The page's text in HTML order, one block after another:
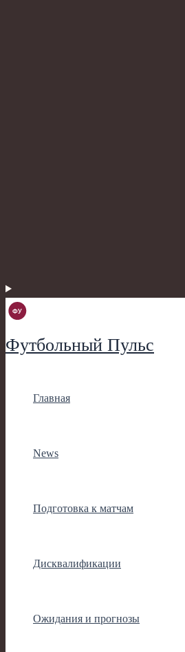
Футбольный Пульс
Главная
News
Подготовка к матчам
Дисквалификации
Ожидания и прогнозы